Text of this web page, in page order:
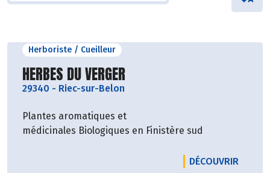
Herboriste / Cueilleur
Découvrir le producteur
HERBES DU VERGER
29340 - Riec-sur-Belon
Plantes aromatiques et
médicinales Biologiques en Finistère sud
DÉCOUVRIR